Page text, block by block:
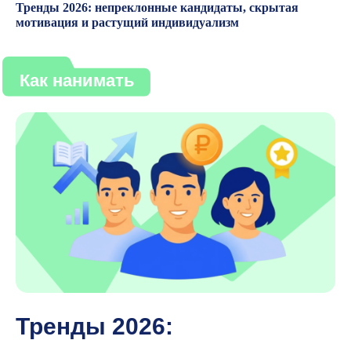
Тренды 2026: непреклонные кандидаты, скрытая
мотивация и растущий индивидуализм
Как нанимать
Тренды 2026: